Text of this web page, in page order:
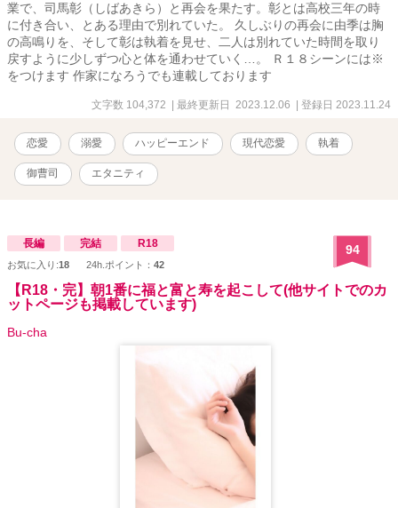
業で、司馬彰（しばあきら）と再会を果たす。彰とは高校三年の時
に付き合い、とある理由で別れていた。 久しぶりの再会に由季は胸
の高鳴りを、そして彰は執着を見せ、二人は別れていた時間を取り
戻すように少しずつ心と体を通わせていく…。 Ｒ１８シーンには※
をつけます 作家になろうでも連載しております
文字数 104,372 | 最終更新日 2023.12.06 | 登録日 2023.11.24
恋愛 溺愛 ハッピーエンド 現代恋愛 執着
御曹司 エタニティ
長編 完結 R18
お気に入り:18 24h.ポイント： 42
94
【R18・完】朝1番に福と富と寿を起こして(他サイトでのカ
ットページも掲載しています)
Bu-cha